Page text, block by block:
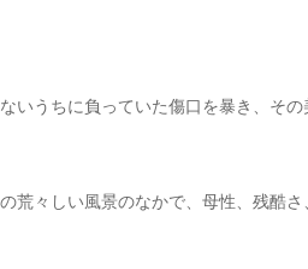
いうちに負っていた傷口を暴き、そ
荒々しい風景のなかで、母性、残酷